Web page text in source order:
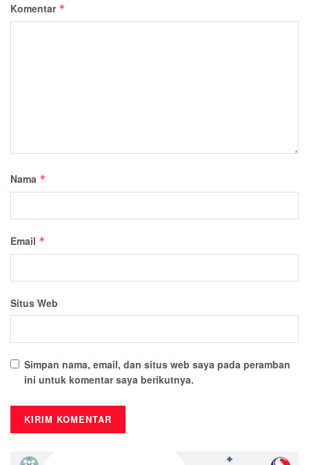
Komentar *
Nama *
Email *
Situs Web
Simpan nama, email, dan situs web saya pada peramban
ini untuk komentar saya berikutnya.